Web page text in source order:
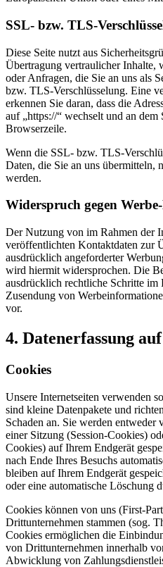
SSL- bzw. TLS-
Diese Seite nutzt aus
Übertragung vertraulicher Inhalte,
oder Anfragen, die Sie an uns als
bzw. TLS-Verschlüsselung. Eine
erkennen Sie daran, dass die
auf „https://“ wechselt und an
Browserzeile.
Wenn die SSL- bzw. TLS-
Daten, die Sie an uns übermitteln,
werden.
Widerspruch gegen
Der Nutzung von im Rahmen der
veröffentlichten Kontaktdaten zur
ausdrücklich angeforderter
wird hiermit widersprochen. Die
ausdrücklich rechtliche Schritte im
Zusendung von
vor.
4. Datenerfassung
Cookies
Unsere Internetseiten verwenden
sind kleine Datenpakete und
Schaden an. Sie werden entweder
einer Sitzung (Session-Cookies)
Cookies) auf Ihrem Endgerät
nach Ende Ihres Besuchs
bleiben auf Ihrem Endgerät
oder eine automatische Löschung
Cookies können von uns (First-
Drittunternehmen stammen (sog.
Cookies ermöglichen die
von Drittunternehmen innerhalb
Abwicklung von